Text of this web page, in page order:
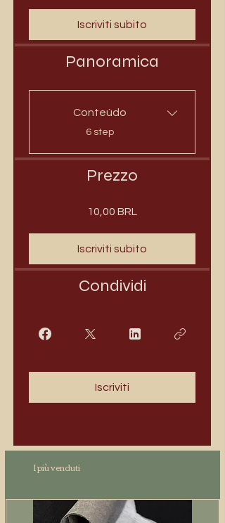
Iscriviti subito
Panoramica
Conteúdo
.
6 step
Prezzo
10,00 BRL
Iscriviti subito
Condividi
Iscriviti
I più venduti